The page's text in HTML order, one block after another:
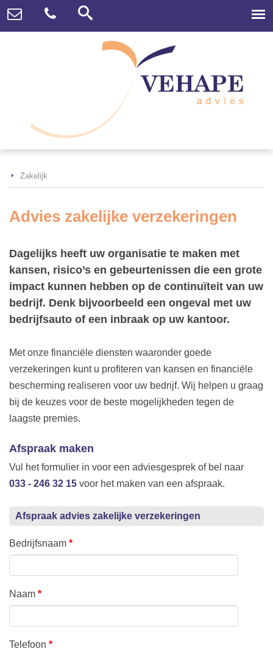
Zakelijk
Advies zakelijke verzekeringen
Dagelijks heeft uw organisatie te maken met
kansen, risico’s en gebeurtenissen die een grote
impact kunnen hebben op de continuïteit van uw
bedrijf. Denk bijvoorbeeld een ongeval met uw
bedrijfsauto of een inbraak op uw kantoor.
Met onze financiële diensten waaronder goede
verzekeringen kunt u profiteren van kansen en financiële
bescherming realiseren voor uw bedrijf. Wij helpen u graag
bij de keuzes voor de beste mogelijkheden tegen de
laagste premies.
Afspraak maken
Vul het formulier in voor een adviesgesprek of bel naar
033 - 246 32 15 voor het maken van een afspraak.
Afspraak advies zakelijke verzekeringen
Bedrijfsnaam *
Naam *
Telefoon *